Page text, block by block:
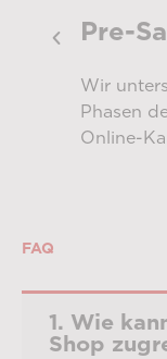
Pre-
Wir
Phasen
Online-
FAQ
1. Wie
Shop